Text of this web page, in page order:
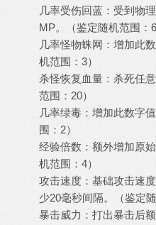
几率受伤回蓝：受到物
MP。（鉴定随机范围：6
几率怪物蛛网：增加此
机范围：3）
杀怪恢复血量：杀死任
范围：20）
几率绿毒：增加此数字
围：2）
经验倍数：额外增加原
机范围：4）
攻击速度：基础攻击速
少20毫秒间隔。（鉴定
暴击威力：打出暴击后